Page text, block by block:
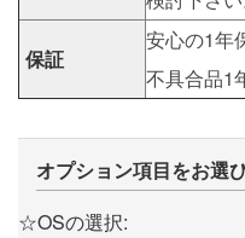
保証
安心の1年
不具合品1
オプション項目をお選
☆OSの選択: